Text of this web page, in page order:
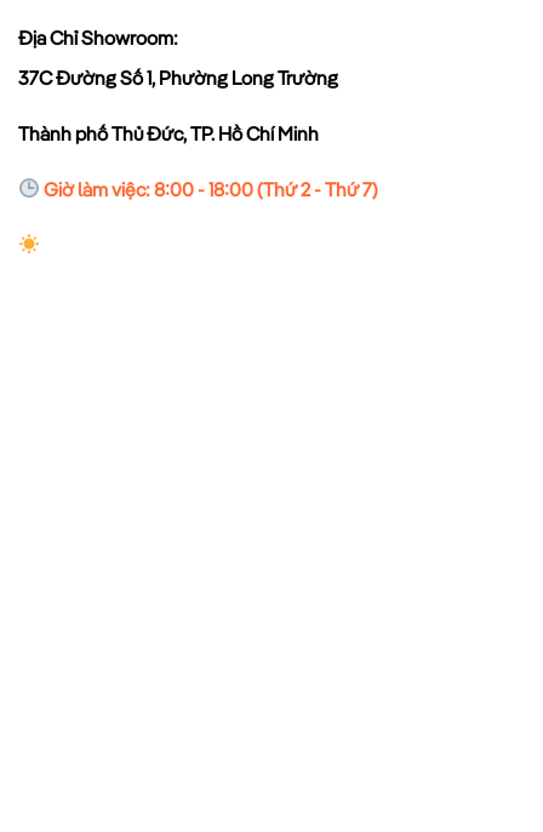
Địa Chỉ Showroom:
37C Đường Số 1, Phường Long Trường
Thành phố Thủ Đức, TP. Hồ Chí Minh
Giờ làm việc: 8:00 - 18:00 (Thứ 2 - Thứ 7)